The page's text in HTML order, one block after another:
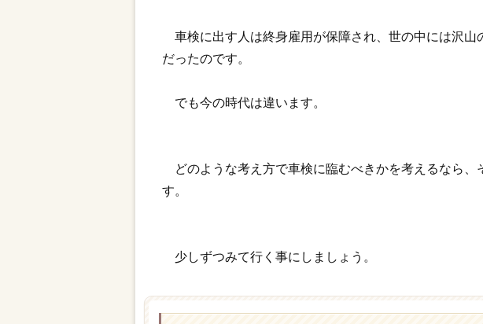
車検に出す人は終身雇用が保障され、世の中には沢山
だったのです。
でも今の時代は違います。
どのような考え方で車検に臨むべきかを考えるなら、
す。
少しずつみて行く事にしましょう。